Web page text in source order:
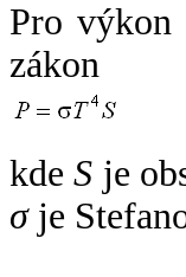
Pro výkon
zákon
kdeS je
σje